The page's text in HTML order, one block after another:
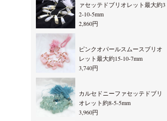
ァセッテドブリオレット最大約3
2-10-5mm
2,860円
ピンクオパールスムースブリオ
レット最大約15-10-7mm
3,740円
カルセドニーファセッテドブリ
オレット約8-5-5mm
3,960円